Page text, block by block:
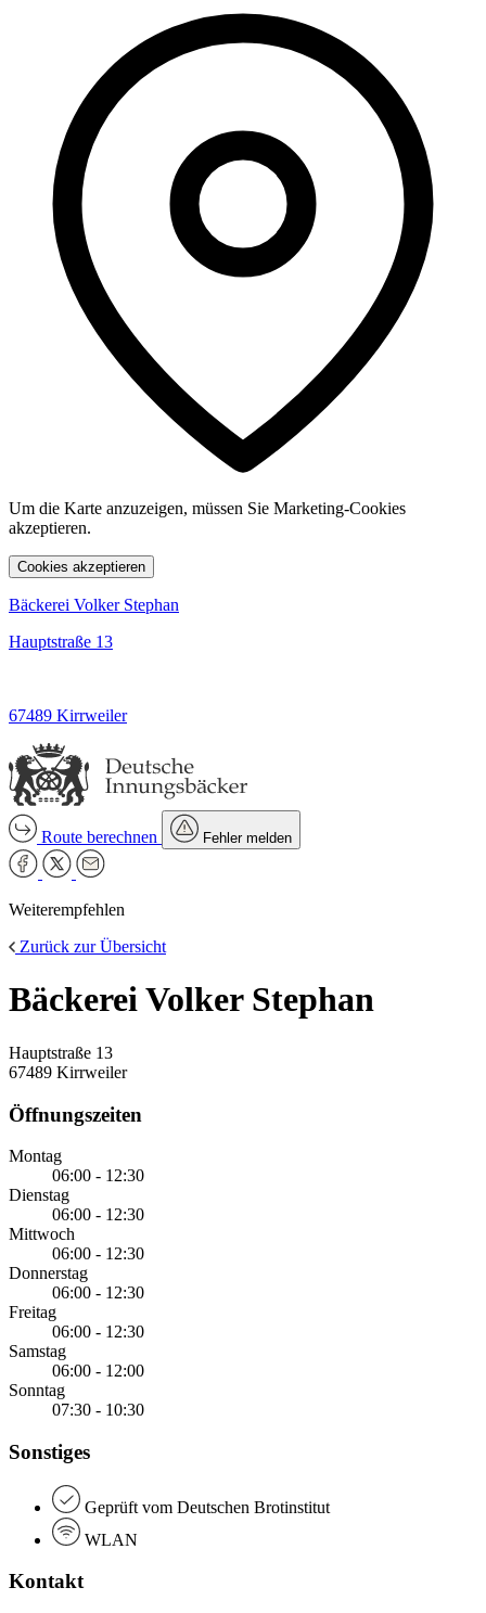
Um die Karte anzuzeigen, müssen Sie Marketing-Cookies
akzeptieren.
Cookies akzeptieren
Bäckerei Volker Stephan
Hauptstraße 13
67489 Kirrweiler
Route berechnen Fehler melden
Weiterempfehlen
Zurück zur Übersicht
Bäckerei Volker Stephan
Hauptstraße 13
67489 Kirrweiler
Öffnungszeiten
Montag
06:00 - 12:30
Dienstag
06:00 - 12:30
Mittwoch
06:00 - 12:30
Donnerstag
06:00 - 12:30
Freitag
06:00 - 12:30
Samstag
06:00 - 12:00
Sonntag
07:30 - 10:30
Sonstiges
Geprüft vom Deutschen Brotinstitut
WLAN
Kontakt